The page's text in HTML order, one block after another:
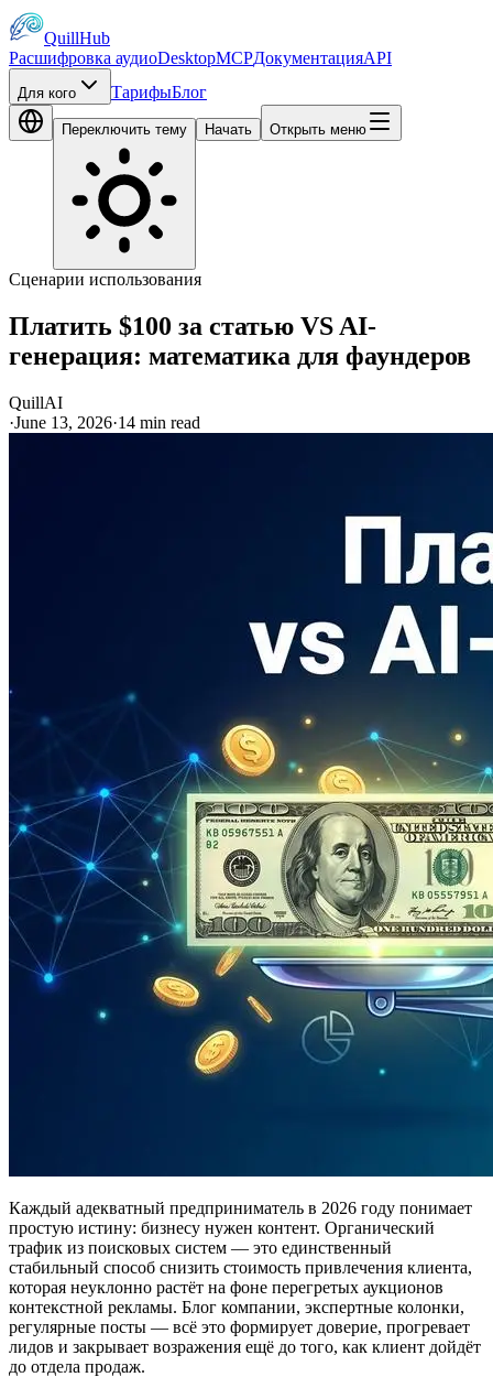
QuillHub
Расшифровка аудиоDesktopMCPДокументацияAPI
Для кого ТарифыБлог
Переключить тему Начать Открыть меню
Сценарии использования
Платить $100 за статью VS AI-
генерация: математика для фаундеров
QuillAI
·June 13, 2026·14 min read
Каждый адекватный предприниматель в 2026 году понимает
простую истину: бизнесу нужен контент. Органический
трафик из поисковых систем — это единственный
стабильный способ снизить стоимость привлечения клиента,
которая неуклонно растёт на фоне перегретых аукционов
контекстной рекламы. Блог компании, экспертные колонки,
регулярные посты — всё это формирует доверие, прогревает
лидов и закрывает возражения ещё до того, как клиент дойдёт
до отдела продаж.